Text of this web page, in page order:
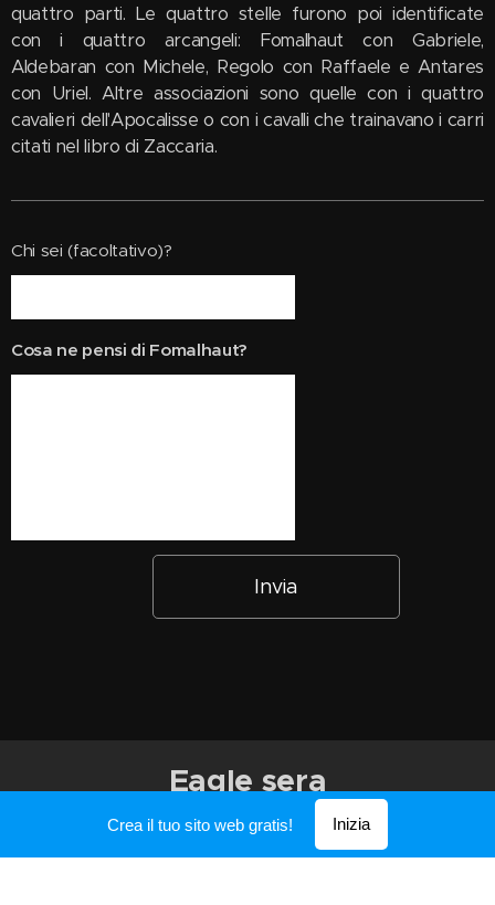
quattro parti. Le quattro stelle furono poi identificate
con i quattro arcangeli: Fomalhaut con Gabriele,
Aldebaran con Michele, Regolo con Raffaele e Antares
con Uriel. Altre associazioni sono quelle con i quattro
cavalieri dell'Apocalisse o con i cavalli che trainavano i carri
citati nel libro di Zaccaria.
Chi sei (facoltativo)?
Cosa ne pensi di Fomalhaut?
Invia
Eagle sera
Creato conWebnode
Crea il tuo sito web gratis! Inizia